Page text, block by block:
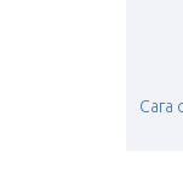
Сага